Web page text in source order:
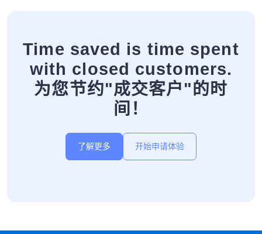
Time saved is time spent
with closed customers.
为您节约"成交客户"的时
间！
了解更多 开始申请体验